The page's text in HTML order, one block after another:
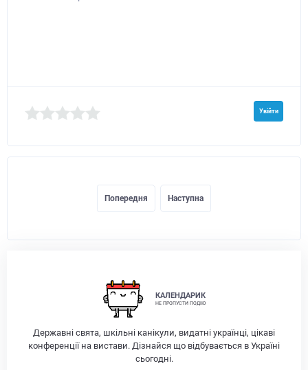
Увійти
Попередня Наступна
КАЛЕНДАРИК
НЕ ПРОПУСТИ ПОДІЮ
Державні свята, шкільні канікули, видатні українці, цікаві
конференції на вистави. Дізнайся що відбувається в Україні
сьогодні.